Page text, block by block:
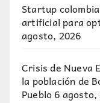
Startup
artificial para
agosto, 2026
Crisis de Nueva
la población de
Pueblo6 agosto,